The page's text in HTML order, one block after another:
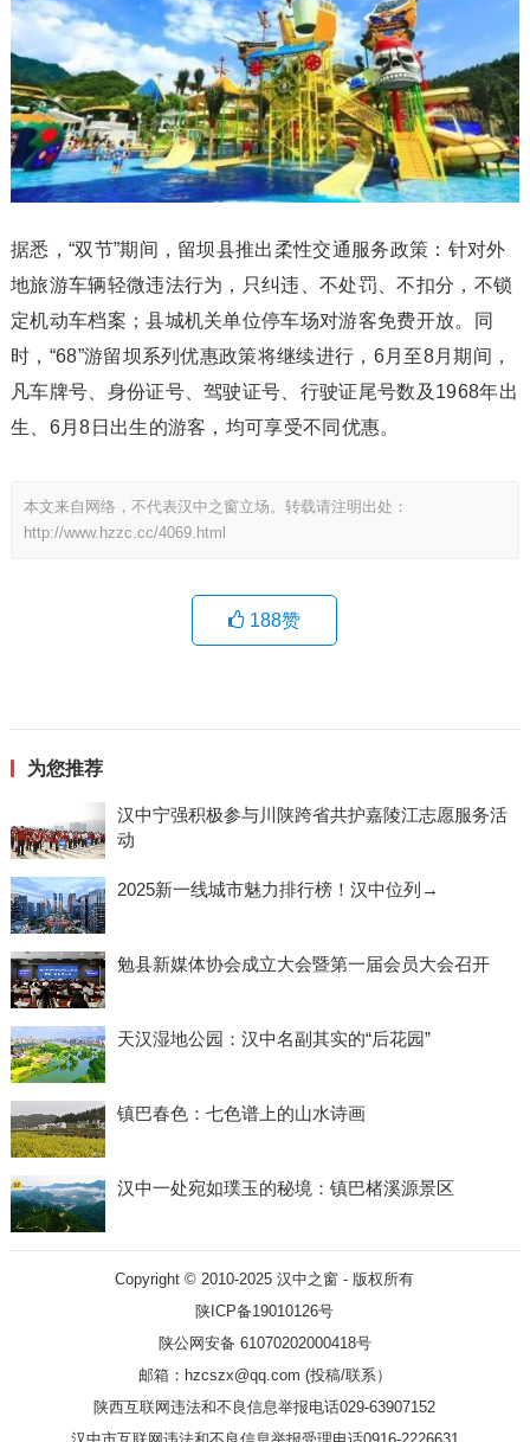
据悉，“双节”期间，留坝县推出柔性交通服务政策：针对外
地旅游车辆轻微违法行为，只纠违、不处罚、不扣分，不锁
定机动车档案；县城机关单位停车场对游客免费开放。同
时，“68”游留坝系列优惠政策将继续进行，6月至8月期间，
凡车牌号、身份证号、驾驶证号、行驶证尾号数及1968年出
生、6月8日出生的游客，均可享受不同优惠。
本文来自网络，不代表汉中之窗立场。转载请注明出处：
http://www.hzzc.cc/4069.html
188赞
为您推荐
汉中宁强积极参与川陕跨省共护嘉陵江志愿服务活
动
2025新一线城市魅力排行榜！汉中位列→
勉县新媒体协会成立大会暨第一届会员大会召开
天汉湿地公园：汉中名副其实的“后花园”
镇巴春色：七色谱上的山水诗画
汉中一处宛如璞玉的秘境：镇巴楮溪源景区
Copyright © 2010-2025汉中之窗 - 版权所有
陕ICP备19010126号
陕公网安备 61070202000418号
邮箱：hzcszx@qq.com (投稿/联系）
陕西互联网违法和不良信息举报电话029-63907152